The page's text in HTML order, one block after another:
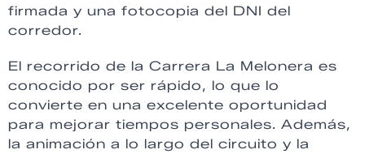
firmada y una fotocopia del DNI del
corredor.
El recorrido de la Carrera La Melonera es
conocido por ser rápido, lo que lo
convierte en una excelente oportunidad
para mejorar tiempos personales. Además,
la animación a lo largo del circuito y la